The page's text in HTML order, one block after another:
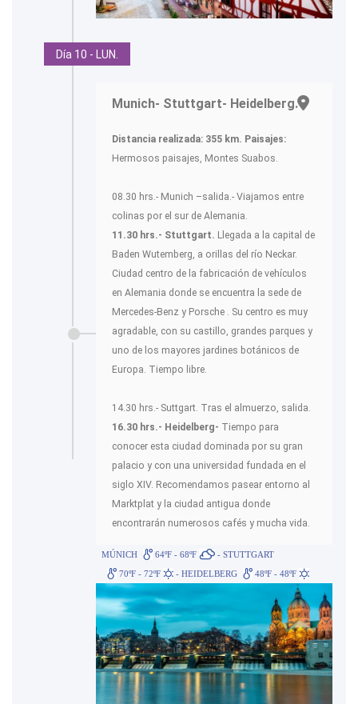
Día 10 - LUN.
Munich- Stuttgart- Heidelberg.-
Distancia realizada: 355 km. Paisajes:
Hermosos paisajes, Montes Suabos.
08.30 hrs.- Munich –salida.- Viajamos entre
colinas por el sur de Alemania.
11.30 hrs.- Stuttgart. Llegada a la capital de
Baden Wutemberg, a orillas del río Neckar.
Ciudad centro de la fabricación de vehículos
en Alemania donde se encuentra la sede de
Mercedes-Benz y Porsche . Su centro es muy
agradable, con su castillo, grandes parques y
uno de los mayores jardines botánicos de
Europa. Tiempo libre.
14.30 hrs.- Suttgart. Tras el almuerzo, salida.
16.30 hrs.- Heidelberg- Tiempo para
conocer esta ciudad dominada por su gran
palacio y con una universidad fundada en el
siglo XIV. Recomendamos pasear entorno al
Marktplat y la ciudad antigua donde
encontrarán numerosos cafés y mucha vida.
MÚNICH 64ºF - 68ºF
- STUTTGART
70ºF - 72ºF
- HEIDELBERG 48ºF - 48ºF